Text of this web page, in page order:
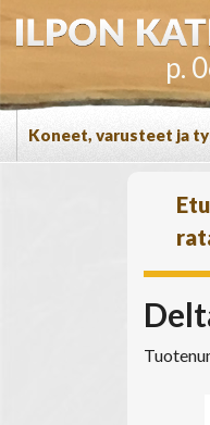
p.
Koneet, varusteet ja